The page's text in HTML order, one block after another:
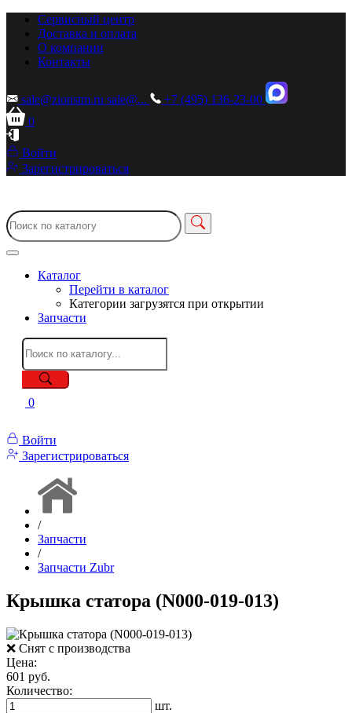
Сервисный центр
Доставка и оплата
О компании
Контакты
sale@zionstm.ru sale@...
+7 (495) 136-23-00
0
Войти
Зарегистрироваться
Каталог
Перейти в каталог
Категории загрузятся при открытии
Запчасти
0
Войти
Зарегистрироваться
/
Запчасти
/
Запчасти Zubr
Крышка статора (N000-019-013)
❌ Снят с производства
Цена:
601 руб.
Количество:
шт.